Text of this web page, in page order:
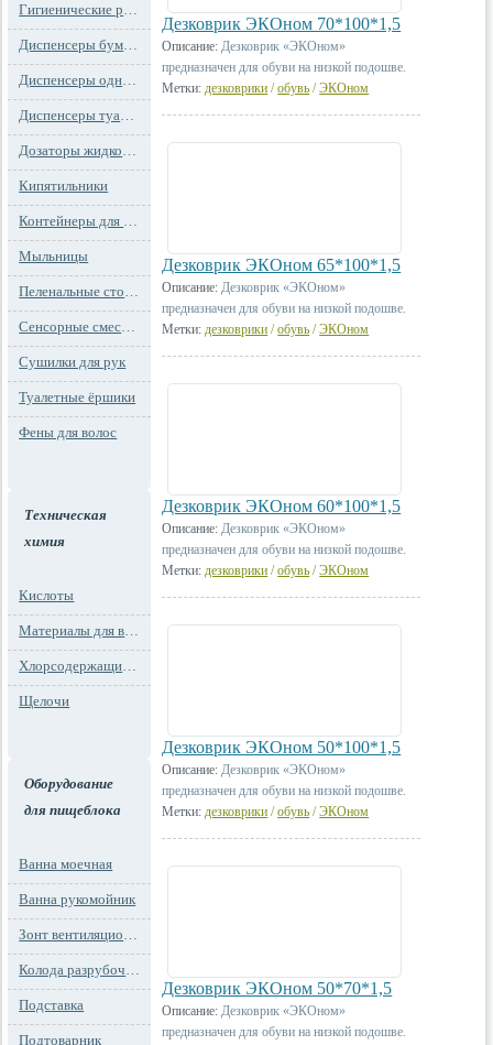
Гигиенические расходные материалы
Диспенсеры бумажных полотенец
Диспенсеры одноразовых сидений на унитаз
Диспенсеры туалетной бумаги
Дозаторы жидкого мыла
Кипятильники
Контейнеры для мусора
Мыльницы
Пеленальные столы и детские сидения
Сенсорные смесители
Сушилки для рук
Туалетные ёршики
Фены для волос
Техническая
химия
Кислоты
Материалы для водоподготовки
Хлорсодержащие препараты
Щелочи
Оборудование
для пищеблока
Ванна моечная
Ванна рукомойник
Зонт вентиляционный
Колода разрубочная
Подставка
Подтоварник
Дезковрик ЭКОном 70*100*1,5
Описание: Дезковрик «ЭКОном»
предназначен для обуви на низкой подошве.
Метки: дезковрики /обувь /ЭКОном
Дезковрик ЭКОном 65*100*1,5
Описание: Дезковрик «ЭКОном»
предназначен для обуви на низкой подошве.
Метки: дезковрики /обувь /ЭКОном
Дезковрик ЭКОном 60*100*1,5
Описание: Дезковрик «ЭКОном»
предназначен для обуви на низкой подошве.
Метки: дезковрики /обувь /ЭКОном
Дезковрик ЭКОном 50*100*1,5
Описание: Дезковрик «ЭКОном»
предназначен для обуви на низкой подошве.
Метки: дезковрики /обувь /ЭКОном
Дезковрик ЭКОном 50*70*1,5
Описание: Дезковрик «ЭКОном»
предназначен для обуви на низкой подошве.